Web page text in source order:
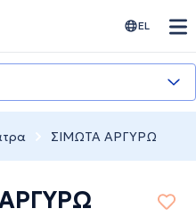
EL
ΣΙΜΩΤΑ ΑΡΓΥΡΩ